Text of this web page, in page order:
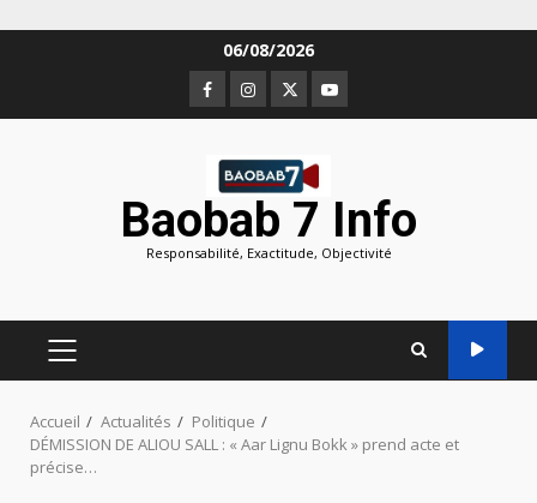
06/08/2026
Facebook
Instagram
TwitterYoutube
Baobab 7 Info
Responsabilité, Exactitude, Objectivité
MENU
PRINCIPAL
Accueil Actualités
Politique
DÉMISSION DE ALIOU SALL : « Aar Lignu Bokk » prend acte et
précise…